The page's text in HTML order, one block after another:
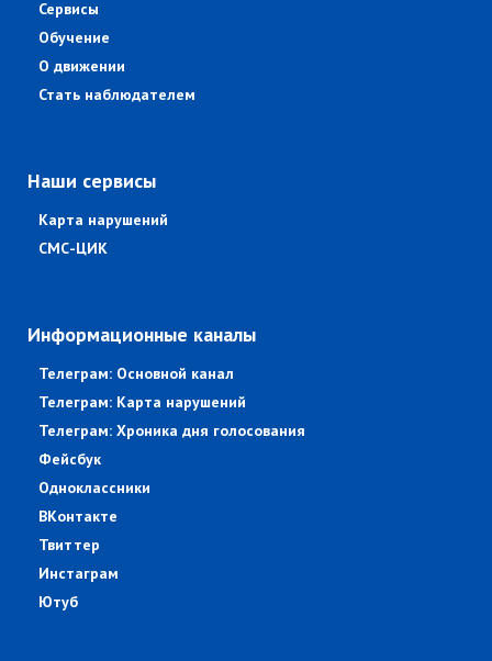
Сервисы
Обучение
О движении
Стать наблюдателем
Наши сервисы
Карта нарушений
СМС-ЦИК
Информационные каналы
Телеграм: Основной канал
Телеграм: Карта нарушений
Телеграм: Хроника дня голосования
Фейсбук
Одноклассники
ВКонтакте
Твиттер
Инстаграм
Ютуб